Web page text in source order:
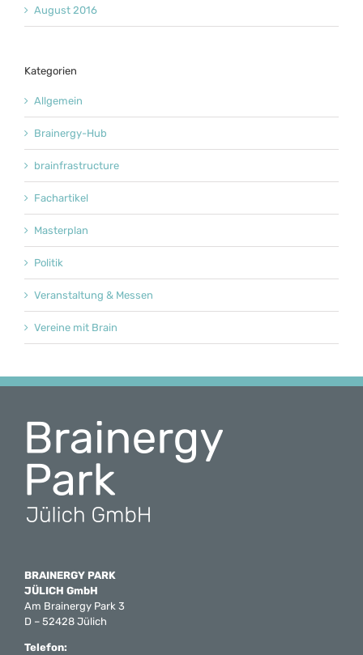
August 2016
Kategorien
Allgemein
Brainergy-Hub
brainfrastructure
Fachartikel
Masterplan
Politik
Veranstaltung & Messen
Vereine mit Brain
BRAINERGY PARK
JÜLICH GmbH
Am Brainergy Park 3
D – 52428 Jülich
Telefon: